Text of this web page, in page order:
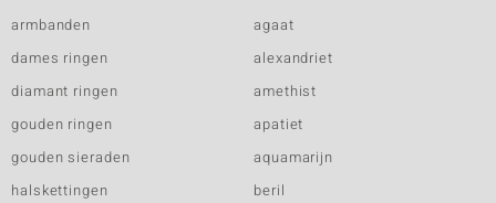
armbanden
dames ringen
diamant ringen
gouden ringen
gouden sieraden
halskettingen
agaat
alexandriet
amethist
apatiet
aquamarijn
beril